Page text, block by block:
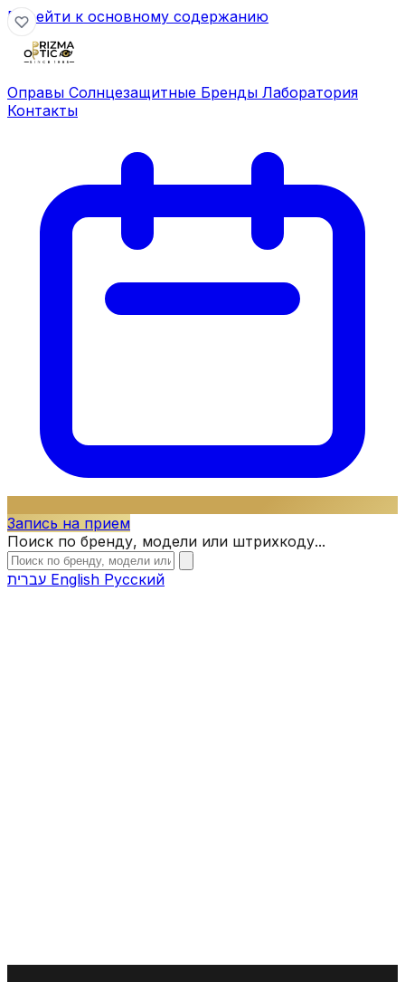
Перейти к основному содержанию
Оправы Солнцезащитные Бренды Лаборатория
Контакты
Запись на прием
Поиск по бренду, модели или штрихкоду...
English Русский